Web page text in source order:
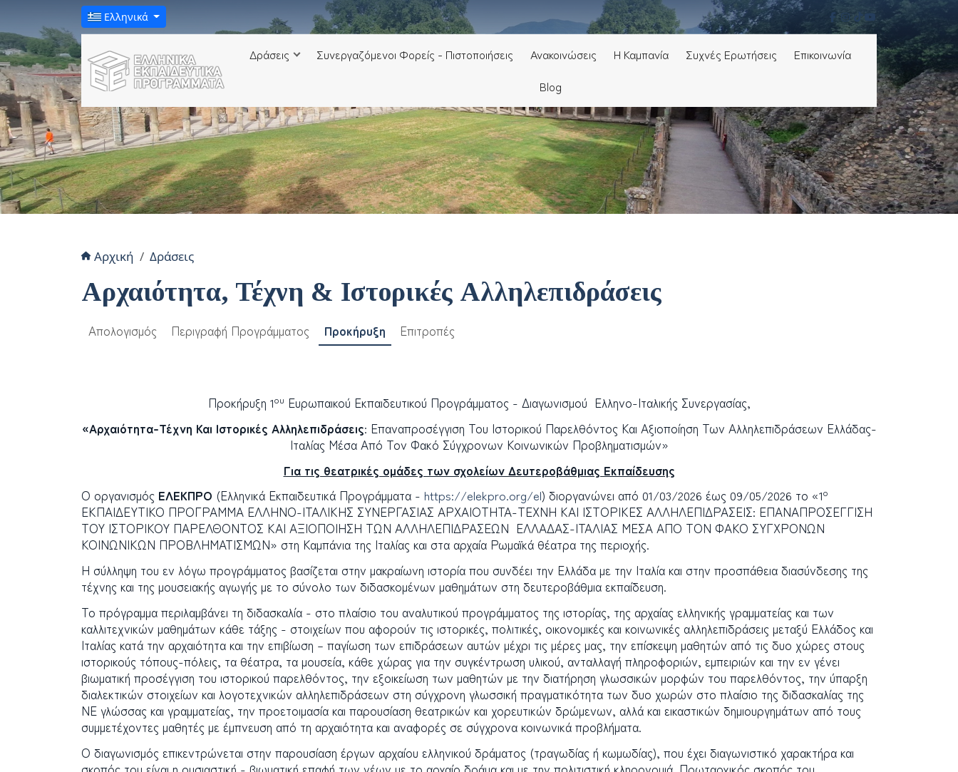
Ελληνικά
Δράσεις Συνεργαζόμενοι Φορείς - Πιστοποιήσεις Ανακοινώσεις H Καμπανία Συχνές Ερωτήσεις
Επικοινωνία
Blog
Αρχική Δράσεις
Αρχαιότητα, Τέχνη & Ιστορικές Αλληλεπιδράσεις
Απολογισμός Περιγραφή Προγράμματος Προκήρυξη Επιτροπές
Προκήρυξη 1ου Ευρωπαικού Εκπαιδευτικού Προγράμματος - Διαγωνισμού Ελληνο-Ιταλικής Συνεργασίας,
«Αρχαιότητα-Τέχνη Και Ιστορικές Αλληλεπιδράσεις: Επαναπροσέγγιση Του Ιστορικού Παρελθόντος Και Αξιοποίηση Των Αλληλεπιδράσεων Ελλάδας-
Ιταλίας Μέσα Από Τον Φακό Σύγχρονων Κοινωνικών Προβληματισμών»
Για τις θεατρικές ομάδες των σχολείων Δευτεροβάθμιας Εκπαίδευσης
Ο οργανισμός ΕΛΕΚΠΡΟ (Ελληνικά Εκπαιδευτικά Προγράμματα - https://elekpro.org/el) διοργανώνει από 01/03/2026 έως 09/05/2026 το «1ο
ΕΚΠΑΙΔΕΥΤΙΚΟ ΠΡΟΓΡΑΜΜΑ ΕΛΛΗΝΟ-ΙΤΑΛΙΚΗΣ ΣΥΝΕΡΓΑΣΙΑΣ ΑΡΧΑΙΟΤΗΤΑ-ΤΕΧΝΗ ΚΑΙ ΙΣΤΟΡΙΚΕΣ ΑΛΛΗΛΕΠΙΔΡΑΣΕΙΣ: ΕΠΑΝΑΠΡΟΣΕΓΓΙΣΗ
ΤΟΥ ΙΣΤΟΡΙΚΟΥ ΠΑΡΕΛΘΟΝΤΟΣ ΚΑΙ ΑΞΙΟΠΟΙΗΣΗ ΤΩΝ ΑΛΛΗΛΕΠΙΔΡΑΣΕΩΝ ΕΛΛΑΔΑΣ-ΙΤΑΛΙΑΣ ΜΕΣΑ ΑΠΟ ΤΟΝ ΦΑΚΟ ΣΥΓΧΡΟΝΩΝ
ΚΟΙΝΩΝΙΚΩΝ ΠΡΟΒΛΗΜΑΤΙΣΜΩΝ» στη Καμπάνια της Ιταλίας και στα αρχαία Ρωμαϊκά θέατρα της περιοχής.
Η σύλληψη του εν λόγω προγράμματος βασίζεται στην μακραίωνη ιστορία που συνδέει την Ελλάδα με την Ιταλία και στην προσπάθεια διασύνδεσης της
τέχνης και της μουσειακής αγωγής με το σύνολο των διδασκομένων μαθημάτων στη δευτεροβάθμια εκπαίδευση.
Το πρόγραμμα περιλαμβάνει τη διδασκαλία - στο πλαίσιο του αναλυτικού προγράμματος της ιστορίας, της αρχαίας ελληνικής γραμματείας και των
καλλιτεχνικών μαθημάτων κάθε τάξης - στοιχείων που αφορούν τις ιστορικές, πολιτικές, οικονομικές και κοινωνικές αλληλεπιδράσεις μεταξύ Ελλάδος και
Ιταλίας κατά την αρχαιότητα και την επιβίωση – παγίωση των επιδράσεων αυτών μέχρι τις μέρες μας, την επίσκεψη μαθητών από τις δυο χώρες στους
ιστορικούς τόπους-πόλεις, τα θέατρα, τα μουσεία, κάθε χώρας για την συγκέντρωση υλικού, ανταλλαγή πληροφοριών, εμπειριών και την εν γένει
βιωματική προσέγγιση του ιστορικού παρελθόντος, την εξοικείωση των μαθητών με την διατήρηση γλωσσικών μορφών του παρελθόντος, την ύπαρξη
διαλεκτικών στοιχείων και λογοτεχνικών αλληλεπιδράσεων στη σύγχρονη γλωσσική πραγματικότητα των δυο χωρών στο πλαίσιο της διδασκαλίας της
ΝΕ γλώσσας και γραμματείας, την προετοιμασία και παρουσίαση θεατρικών και χορευτικών δρώμενων, αλλά και εικαστικών δημιουργημάτων από τους
συμμετέχοντες μαθητές με έμπνευση από τη αρχαιότητα και αναφορές σε σύγχρονα κοινωνικά προβλήματα.
Ο διαγωνισμός επικεντρώνεται στην παρουσίαση έργων αρχαίου ελληνικού δράματος (τραγωδίας ή κωμωδίας), που έχει διαγωνιστικό χαρακτήρα και
σκοπός του είναι η ουσιαστική - βιωματική επαφή των νέων με το αρχαίο δράμα και με την πολιτιστική κληρονομιά. Πρωταρχικός σκοπός του